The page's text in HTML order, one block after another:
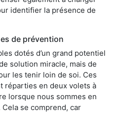
identifier la présence de
de prévention
dotés d’un grand potentiel
solution miracle, mais de
les tenir loin de soi. Ces
réparties en deux volets à
lorsque nous sommes en
se comprend, car